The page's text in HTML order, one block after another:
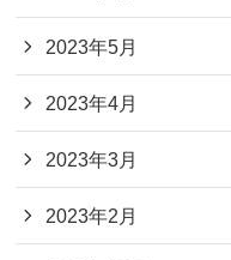
2023年5月
2023年4月
2023年3月
2023年2月